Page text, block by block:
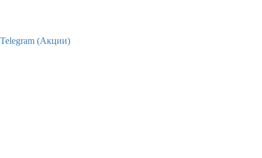
Telegram (Акции)